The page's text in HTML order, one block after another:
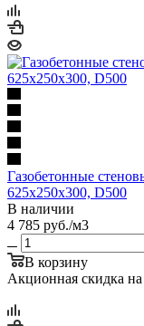
Газобетонные
625х250х300, D500
В наличии
4 785 руб./м3
В корзину
Акционная скидка